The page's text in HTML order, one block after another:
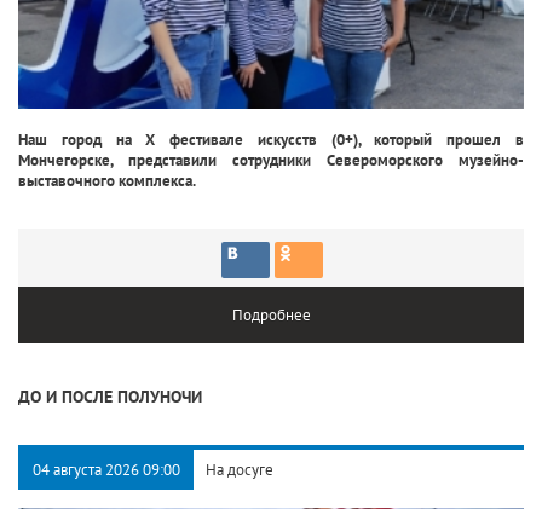
Наш город на X фестивале искусств (0+), который прошел в
Мончегорске, представили сотрудники Североморского музейно-
выставочного комплекса.
Подробнее
ДО И ПОСЛЕ ПОЛУНОЧИ
04 августа 2026 09:00 На досуге